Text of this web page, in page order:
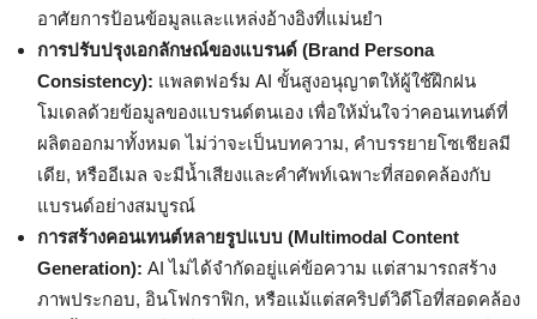
อาศัยการป้อนข้อมูลและแหล่งอ้างอิงที่แม่นยำ
การปรับปรุงเอกลักษณ์ของแบรนด์ (Brand Persona
Consistency): แพลตฟอร์ม AI ขั้นสูงอนุญาตให้ผู้ใช้ฝึกฝน
โมเดลด้วยข้อมูลของแบรนด์ตนเอง เพื่อให้มั่นใจว่าคอนเทนต์ที่
ผลิตออกมาทั้งหมด ไม่ว่าจะเป็นบทความ, คำบรรยายโซเชียลมี
เดีย, หรืออีเมล จะมีน้ำเสียงและคำศัพท์เฉพาะที่สอดคล้องกับ
แบรนด์อย่างสมบูรณ์
การสร้างคอนเทนต์หลายรูปแบบ (Multimodal Content
Generation): AI ไม่ได้จำกัดอยู่แค่ข้อความ แต่สามารถสร้าง
ภาพประกอบ, อินโฟกราฟิก, หรือแม้แต่สคริปต์วิดีโอที่สอดคล้อง